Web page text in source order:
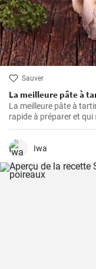
Sauver
La meilleure pâte à
La meilleure pâte à
rapide à préparer et
Vous pouvez la servir
Iwa